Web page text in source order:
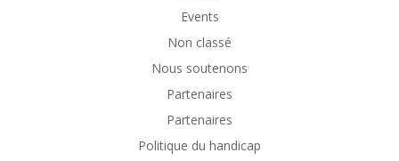
Events
Non classé
Nous soutenons
Partenaires
Partenaires
Politique du handicap